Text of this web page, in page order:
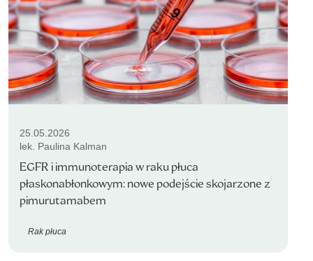
25.05.2026
lek. Paulina Kalman
EGFR i immunoterapia w raku płuca
płaskonabłonkowym: nowe podejście skojarzone z
pimurutamabem
Rak płuca